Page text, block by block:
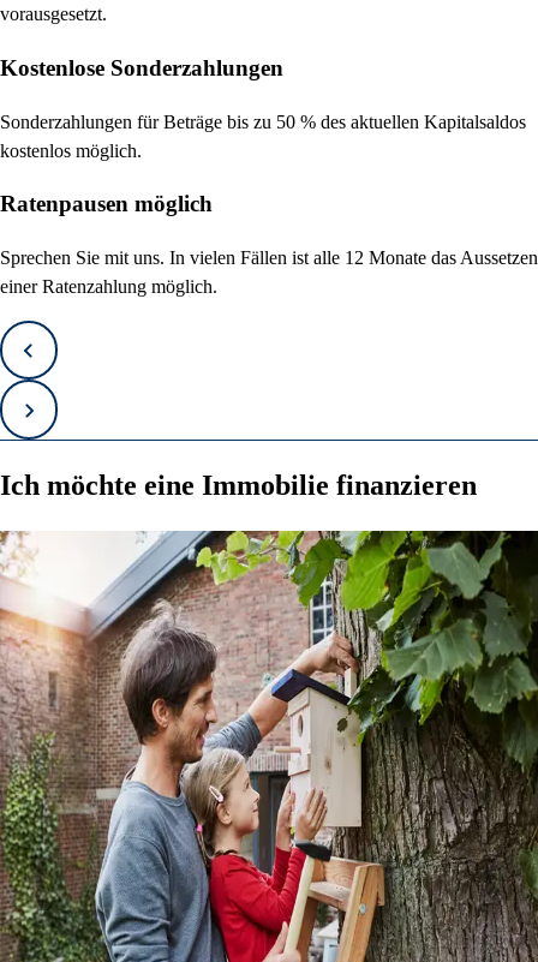
vorausgesetzt.
Kostenlose Sonderzahlungen
Sonderzahlungen für Beträge bis zu 50 % des aktuellen Kapitalsaldos
kostenlos möglich.
Ratenpausen möglich
Sprechen Sie mit uns. In vielen Fällen ist alle 12 Monate das Aussetzen
einer Ratenzahlung möglich.
Zurück
Vorwärts
Ich möchte eine Immobilie finanzieren